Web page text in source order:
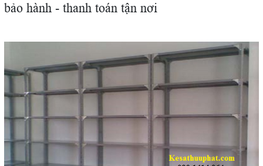
bảo hành - thanh toán tận nơi